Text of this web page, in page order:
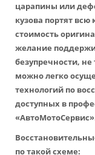
царапины или
кузова портят
стоимость
желание
безупречности,
можно легко
технологий по
доступных в
по такой схеме: